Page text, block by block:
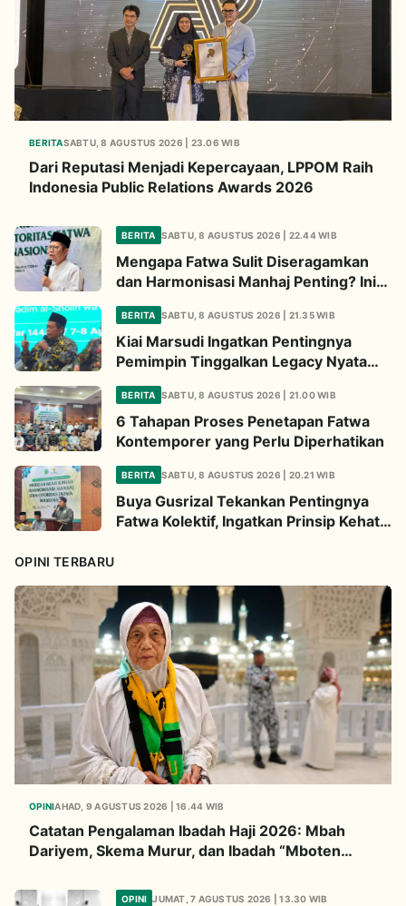
BERITASABTU, 8 AGUSTUS 2026 | 23.06 WIB
Dari Reputasi Menjadi Kepercayaan, LPPOM Raih
Indonesia Public Relations Awards 2026
BERITA SABTU, 8 AGUSTUS 2026 | 22.44 WIB
Mengapa Fatwa Sulit Diseragamkan
dan Harmonisasi Manhaj Penting? Ini
Penjelasan Kiai Cholil
BERITA SABTU, 8 AGUSTUS 2026 | 21.35 WIB
Kiai Marsudi Ingatkan Pentingnya
Pemimpin Tinggalkan Legacy Nyata
untuk Umat
BERITA SABTU, 8 AGUSTUS 2026 | 21.00 WIB
6 Tahapan Proses Penetapan Fatwa
Kontemporer yang Perlu Diperhatikan
BERITA SABTU, 8 AGUSTUS 2026 | 20.21 WIB
Buya Gusrizal Tekankan Pentingnya
Fatwa Kolektif, Ingatkan Prinsip Kehati-
OPINI TERBARU
OPINIAHAD, 9 AGUSTUS 2026 | 16.44 WIB
Catatan Pengalaman Ibadah Haji 2026: Mbah
Dariyem, Skema Murur, dan Ibadah “Mboten
OPINI JUMAT, 7 AGUSTUS 2026 | 13.30 WIB